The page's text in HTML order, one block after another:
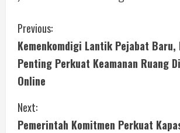
C
o
n
t
Previous:
Kemenkomdigi Lantik Pejabat Baru,
Penting Perkuat Keamanan Ruang
Online
Next:
Pemerintah Komitmen Perkuat